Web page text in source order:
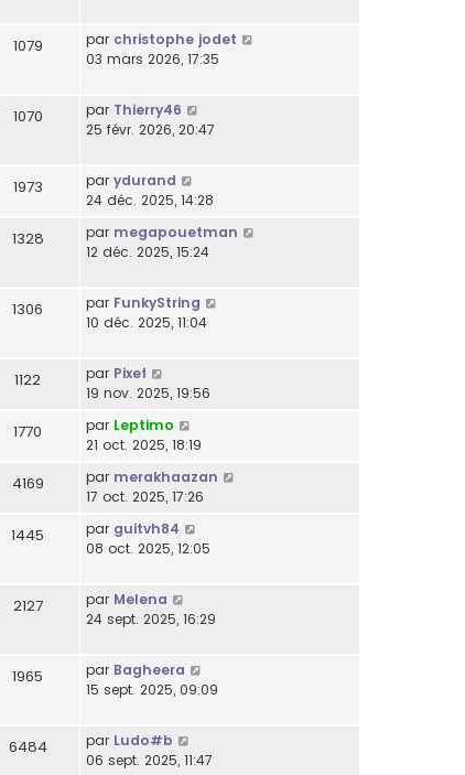
1079 par christophe jodet
03 mars 2026, 17:35
1070 par Thierry46
25 févr. 2026, 20:47
1973 par ydurand
24 déc. 2025, 14:28
1328 par megapouetman
12 déc. 2025, 15:24
1306 par FunkyString
10 déc. 2025, 11:04
1122 par Pixef
19 nov. 2025, 19:56
1770 par Leptimo
21 oct. 2025, 18:19
4169 par merakhaazan
17 oct. 2025, 17:26
1445 par guitvh84
08 oct. 2025, 12:05
2127 par Melena
24 sept. 2025, 16:29
1965 par Bagheera
15 sept. 2025, 09:09
6484 par Ludo#b
06 sept. 2025, 11:47